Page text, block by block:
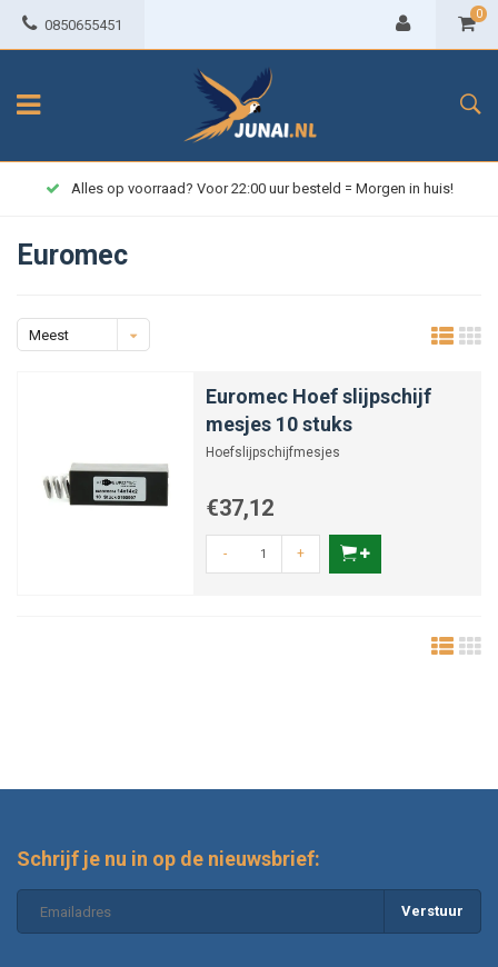
0850655451
0
Alles op voorraad? Voor 22:00 uur besteld = Morgen in huis!
Euromec
Meest
Euromec Hoef slijpschijf
mesjes 10 stuks
Hoefslijpschijfmesjes
€37,12
- +
Schrijf je nu in op de nieuwsbrief:
Verstuur